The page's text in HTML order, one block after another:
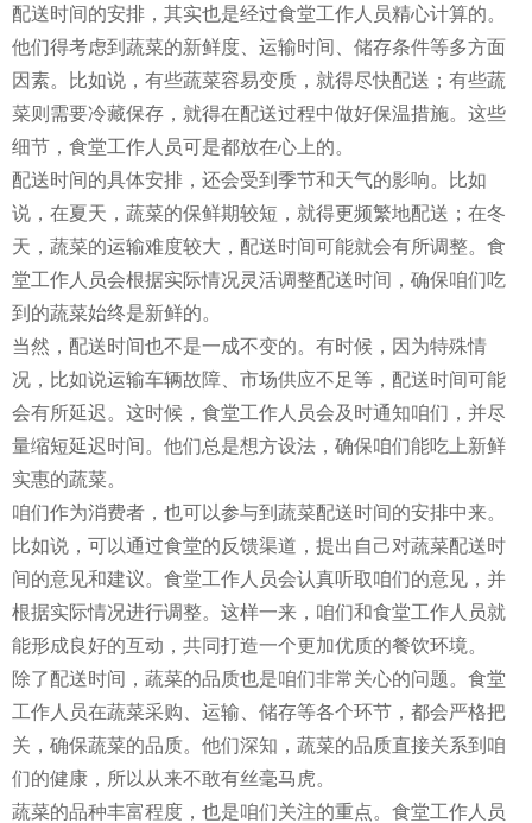
配送时间的安排，其实也是经过食堂工作人员精心计算的。
他们得考虑到蔬菜的新鲜度、运输时间、储存条件等多方面
因素。比如说，有些蔬菜容易变质，就得尽快配送；有些蔬
菜则需要冷藏保存，就得在配送过程中做好保温措施。这些
细节，食堂工作人员可是都放在心上的。
配送时间的具体安排，还会受到季节和天气的影响。比如
说，在夏天，蔬菜的保鲜期较短，就得更频繁地配送；在冬
天，蔬菜的运输难度较大，配送时间可能就会有所调整。食
堂工作人员会根据实际情况灵活调整配送时间，确保咱们吃
到的蔬菜始终是新鲜的。
当然，配送时间也不是一成不变的。有时候，因为特殊情
况，比如说运输车辆故障、市场供应不足等，配送时间可能
会有所延迟。这时候，食堂工作人员会及时通知咱们，并尽
量缩短延迟时间。他们总是想方设法，确保咱们能吃上新鲜
实惠的蔬菜。
咱们作为消费者，也可以参与到蔬菜配送时间的安排中来。
比如说，可以通过食堂的反馈渠道，提出自己对蔬菜配送时
间的意见和建议。食堂工作人员会认真听取咱们的意见，并
根据实际情况进行调整。这样一来，咱们和食堂工作人员就
能形成良好的互动，共同打造一个更加优质的餐饮环境。
除了配送时间，蔬菜的品质也是咱们非常关心的问题。食堂
工作人员在蔬菜采购、运输、储存等各个环节，都会严格把
关，确保蔬菜的品质。他们深知，蔬菜的品质直接关系到咱
们的健康，所以从来不敢有丝毫马虎。
蔬菜的品种丰富程度，也是咱们关注的重点。食堂工作人员